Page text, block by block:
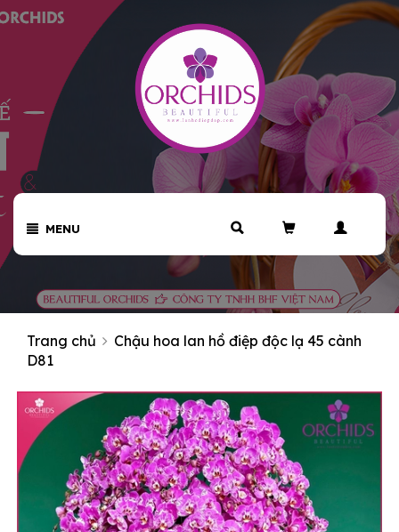
MENU
Trang chủ
Chậu hoa lan hồ điệp độc lạ 45 cành
D81